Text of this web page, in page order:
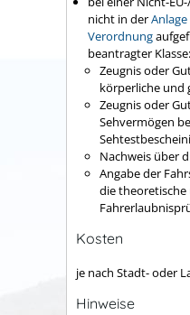
nicht in der
Verordnung
beantragter
Zeugnis oder
körperliche und
Zeugnis oder
Sehvermögen
Nachweis über
Angabe der
die
Kosten
je nach Stadt- oder
Hinweise